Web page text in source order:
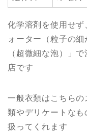
化学溶剤を使用せ
ォーター（粒子の
（超微細な泡）」
店です
一般衣類はこちら
類やデリケートな
扱ってくれます